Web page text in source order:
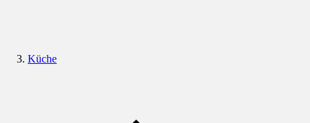
Küche